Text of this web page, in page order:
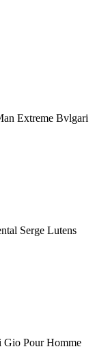
Extreme Bvlgari
Serge Lutens
Gio Pour Homme